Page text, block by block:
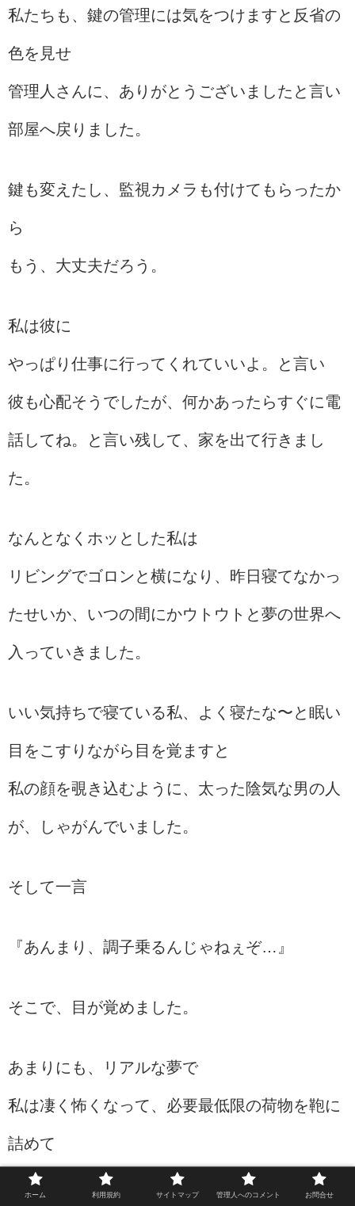
私たちも、鍵の管理には気をつけますと反省の
色を見せ
管理人さんに、ありがとうございましたと言い
部屋へ戻りました。
鍵も変えたし、監視カメラも付けてもらったか
ら
もう、大丈夫だろう。
私は彼に
やっぱり仕事に行ってくれていいよ。と言い
彼も心配そうでしたが、何かあったらすぐに電
話してね。と言い残して、家を出て行きまし
た。
なんとなくホッとした私は
リビングでゴロンと横になり、昨日寝てなかっ
たせいか、いつの間にかウトウトと夢の世界へ
入っていきました。
いい気持ちで寝ている私、よく寝たな〜と眠い
目をこすりながら目を覚ますと
私の顔を覗き込むように、太った陰気な男の人
が、しゃがんでいました。
そして一言
『あんまり、調子乗るんじゃねぇぞ…』
そこで、目が覚めました。
あまりにも、リアルな夢で
私は凄く怖くなって、必要最低限の荷物を鞄に
詰めて
実家へ帰りました。
ホーム 利用規約 サイトマップ 管理人へのコメント お問合せ